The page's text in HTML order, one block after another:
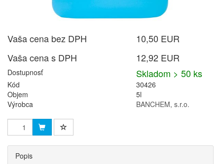
Vaša cena bez DPH
10,50 EUR
Vaša cena s DPH
12,92 EUR
Dostupnosť Skladom > 50 ks
Kód
30426
Objem
5l
Výrobca
BANCHEM, s.r.o.
Popis